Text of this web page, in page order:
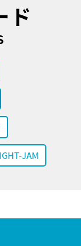
ド
JAM